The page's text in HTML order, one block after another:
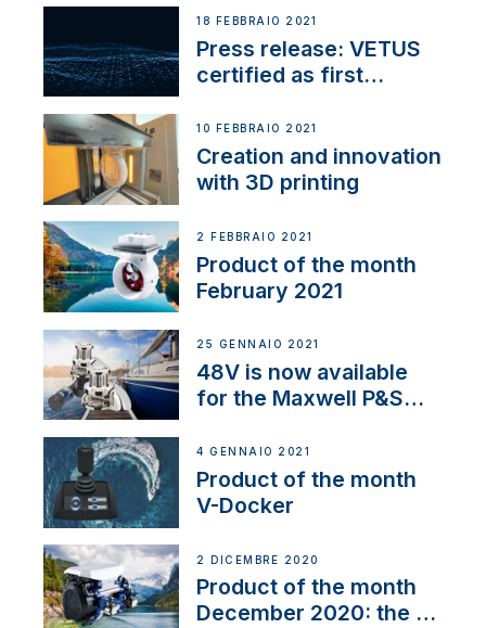
18 FEBBRAIO 2021
Press release: VETUS
certified as first
NMEA 2000
10 FEBBRAIO 2021
Creation and innovation
with 3D printing
2 FEBBRAIO 2021
Product of the month
February 2021
25 GENNAIO 2021
48V is now available
for the Maxwell P&S
4 GENNAIO 2021
Product of the month
V-Docker
2 DICEMBRE 2020
Product of the month
December 2020: the E-